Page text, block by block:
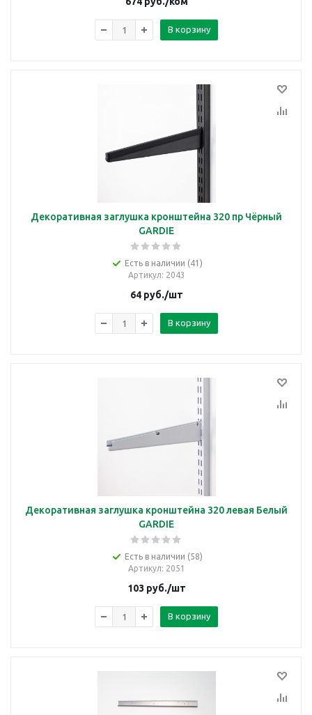
В корзину
Декоративная заглушка кронштейна 320 пр Чёрный
GARDIE
Есть в наличии (41)
Артикул: 2043
64руб./шт
В корзину
Декоративная заглушка кронштейна 320 левая Белый
GARDIE
Есть в наличии (58)
Артикул: 2051
103 руб./шт
В корзину